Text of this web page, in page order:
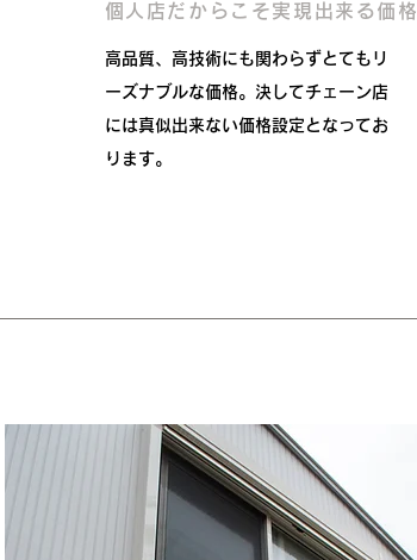
個人店だからこそ実現出来る価格
高品質、高技術にも関わらずとてもリ
ーズナブルな価格。決してチェーン店
には真似出来ない価格設定となってお
ります。